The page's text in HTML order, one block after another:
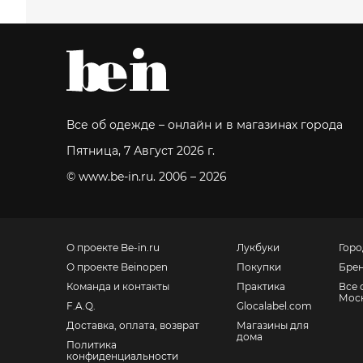
Все об одежде – онлайн и в магазинах города
Пятница, 7 Август 2026 г.
© www.be-in.ru. 2006 – 2026
О проекте Be-in.ru
О проекте Beinopen
Команда и контакты
F.A.Q.
Доставка, оплата, возврат
Политика
конфиденциальности
Лукбуки
Покупки
Практика
Glocalabel.com
Магазины для
дома
Все